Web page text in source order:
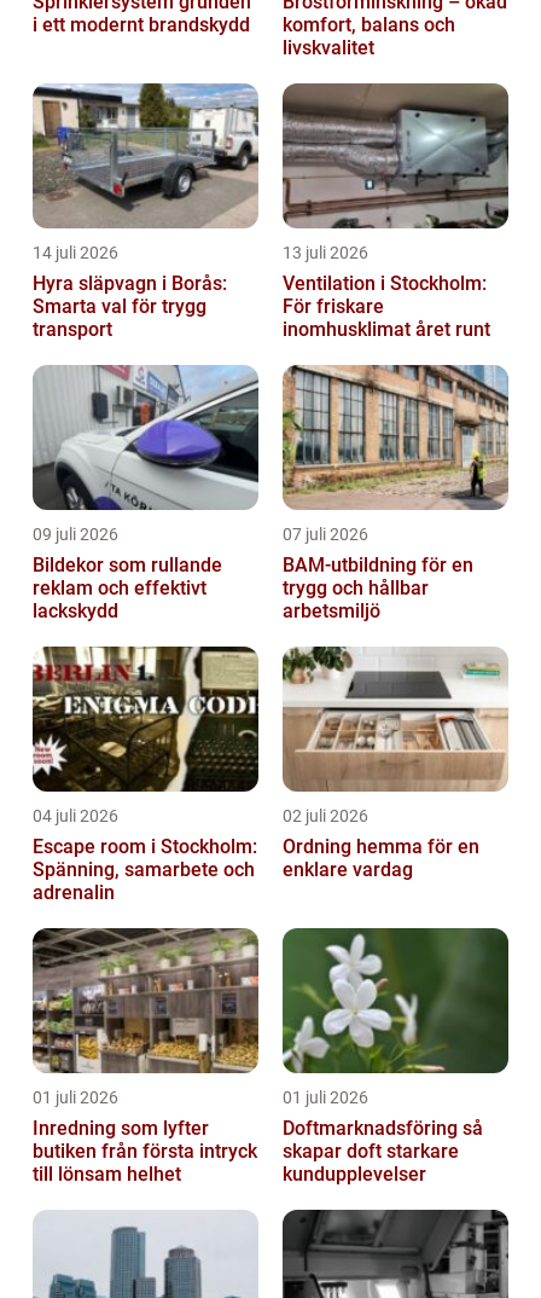
i ett modernt brandskydd
komfort, balans och
livskvalitet
14 juli 2026
Hyra släpvagn i Borås:
Smarta val för trygg
transport
13 juli 2026
Ventilation i Stockholm:
För friskare
inomhusklimat året runt
09 juli 2026
Bildekor som rullande
reklam och effektivt
lackskydd
07 juli 2026
BAM-utbildning för en
trygg och hållbar
arbetsmiljö
04 juli 2026
Escape room i Stockholm:
Spänning, samarbete och
adrenalin
02 juli 2026
Ordning hemma för en
enklare vardag
01 juli 2026
Inredning som lyfter
butiken från första intryck
till lönsam helhet
01 juli 2026
Doftmarknadsföring så
skapar doft starkare
kundupplevelser